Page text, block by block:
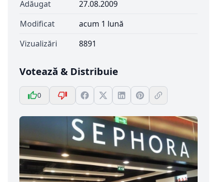
Adăugat
27.08.2009
Modificat
acum 1 lună
Vizualizări
8891
Votează & Distribuie
0